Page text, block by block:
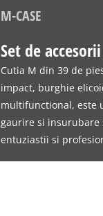
M-CASE
Set de
Cutia M din 39 de
impact, burghie
multifunctional, este
gaurire si insurubare
entuziastii si